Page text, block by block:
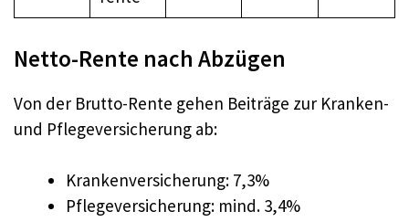
Netto-Rente nach Abzügen
Von der Brutto-Rente gehen Beiträge zur Kranken-
und Pflegeversicherung ab:
Krankenversicherung: 7,3%
Pflegeversicherung: mind. 3,4%